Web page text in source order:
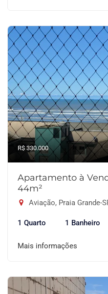
R$ 330.000
Apartamento à
44m²
Aviação, Praia Grande-
1 Quarto 1 Banheiro
Mais informações